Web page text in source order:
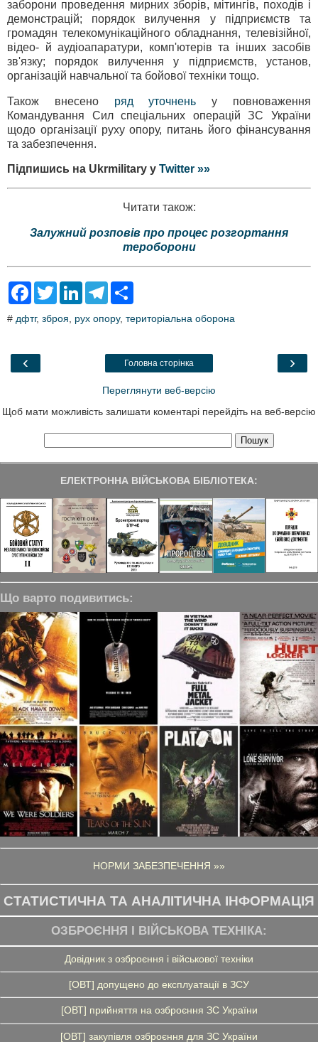
заборони проведення мирних зборів, мітингів, походів і
демонстрацій; порядок вилучення у підприємств та
громадян телекомунікаційного обладнання, телевізійної,
відео- й аудіоапаратури, комп'ютерів та інших засобів
зв'язку; порядок вилучення у підприємств, установ,
організацій навчальної та бойової техніки тощо.
Також внесено ряд уточнень у повноваження
Командування Сил спеціальних операцій ЗС України
щодо організації руху опору, питань його фінансування
та забезпечення.
Підпишись на Ukrmilitary у Twitter »»
Читати також:
Залужний розповів про процес розгортання
тероборони
F
e
o
T
t
L
k
T
e
a
r
# дфтг, зброя рух опору, територіальна оборона
‹ ›
Головна сторінка
Переглянути веб-версію
Щоб мати можливість залишати коментарі перейдіть на веб-версію
ЕЛЕКТРОННА ВІЙСЬКОВА БІБЛІОТЕКА:
Що варто подивитись:
НОРМИ ЗАБЕЗПЕЧЕННЯ »»
СТАТИСТИЧНА ТА АНАЛІТИЧНА ІНФОРМАЦІЯ
ОЗБРОЄННЯ І ВІЙСЬКОВА ТЕХНІКА:
Довідник з озброєння і військової техніки
[ОВТ] допущено до експлуатації в ЗСУ
[ОВТ] прийняття на озброєння ЗС України
[ОВТ] закупівля озброєння для ЗС України